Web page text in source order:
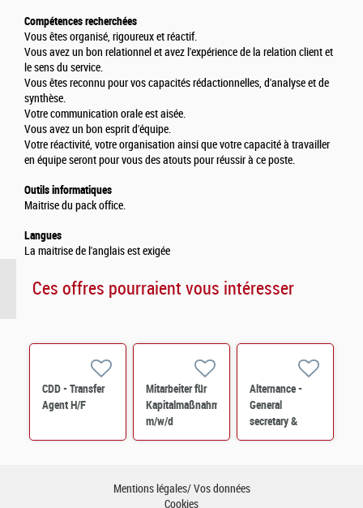
Compétences recherchées
Vous êtes organisé, rigoureux et réactif.
Vous avez un bon relationnel et avez l'expérience de la relation client et
le sens du service.
Vous êtes reconnu pour vos capacités rédactionnelles, d'analyse et de
synthèse.
Votre communication orale est aisée.
Vous avez un bon esprit d'équipe.
Votre réactivité, votre organisation ainsi que votre capacité à travailler
en équipe seront pour vous des atouts pour réussir à ce poste.
Outils informatiques
Maitrise du pack office.
Langues
La maitrise de l'anglais est exigée
Ces offres pourraient vous intéresser
CDD - Transfer
Agent H/F
Mitarbeiter für
Kapitalmaßnahmen
m/w/d
Alternance -
General
secretary &
Permanent
Mentions légales/ Vos données
Cookies